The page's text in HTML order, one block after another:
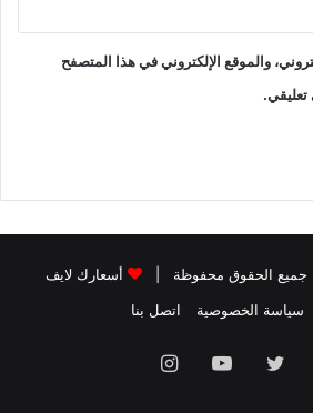
والموقع الإلكتروني في هذا المتصفح
تعليقي.
أسعارك لايف
سياسة الخصوصية اتصل بنا
تويتر يوتيوبانستقرام